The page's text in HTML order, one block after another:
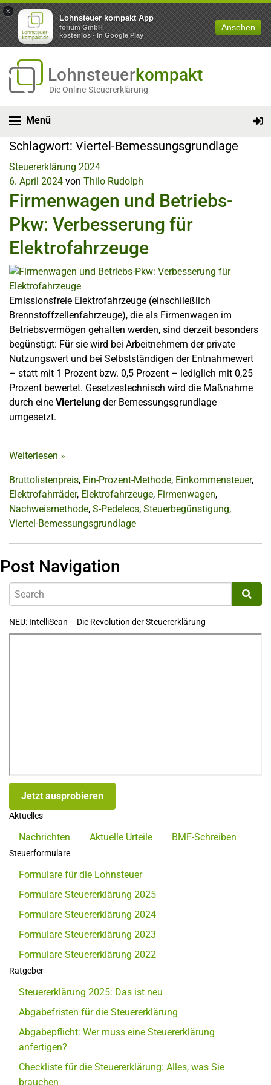
×
Lohnsteuer kompakt App
forium GmbH
kostenlos - In Google Play
Ansehen
Lohnsteuerkompakt
Die Online-Steuererklärung
Menü
Schlagwort: Viertel-Bemessungsgrundlage
Steuererklärung 2024
6. April 2024 von Thilo Rudolph
Firmenwagen und Betriebs-
Pkw: Verbesserung für
Elektrofahrzeuge
Emissionsfreie Elektrofahrzeuge (einschließlich
Brennstoffzellenfahrzeuge), die als Firmenwagen im
Betriebsvermögen gehalten werden, sind derzeit besonders
begünstigt: Für sie wird bei Arbeitnehmern der private
Nutzungswert und bei Selbstständigen der Entnahmewert
– statt mit 1 Prozent bzw. 0,5 Prozent – lediglich mit 0,25
Prozent bewertet. Gesetzestechnisch wird die Maßnahme
durch eine Viertelung der Bemessungsgrundlage
umgesetzt.
Weiterlesen »
Bruttolistenpreis, Ein-Prozent-Methode, Einkommensteuer,
Elektrofahrräder, Elektrofahrzeuge, Firmenwagen,
Nachweismethode, S-Pedelecs, Steuerbegünstigung,
Viertel-Bemessungsgrundlage
Post Navigation
NEU: IntelliScan – Die Revolution der Steuererklärung
Jetzt ausprobieren
Aktuelles
Nachrichten Aktuelle Urteile BMF-Schreiben
Steuerformulare
Formulare für die Lohnsteuer
Formulare Steuererklärung 2025
Formulare Steuererklärung 2024
Formulare Steuererklärung 2023
Formulare Steuererklärung 2022
Ratgeber
Steuererklärung 2025: Das ist neu
Abgabefristen für die Steuererklärung
Abgabepflicht: Wer muss eine Steuererklärung
anfertigen?
Checkliste für die Steuererklärung: Alles, was Sie
brauchen